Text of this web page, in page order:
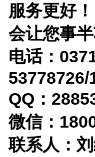
服务更好
会让您事
电话：
53778726/
QQ：
微信：
联系人：